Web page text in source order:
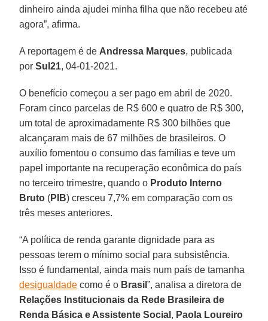
dinheiro ainda ajudei minha filha que não recebeu até
agora”, afirma.
A reportagem é de Andressa Marques, publicada
porSul21, 04-01-2021.
O benefício começou a ser pago em abril de 2020.
Foram cinco parcelas de R$ 600 e quatro de R$ 300,
um total de aproximadamente R$ 300 bilhões que
alcançaram mais de 67 milhões de brasileiros. O
auxílio fomentou o consumo das famílias e teve um
papel importante na recuperação econômica do país
no terceiro trimestre, quando o Produto Interno
Bruto (PIB) cresceu 7,7% em comparação com os
três meses anteriores.
“A política de renda garante dignidade para as
pessoas terem o mínimo social para subsistência.
Isso é fundamental, ainda mais num país de tamanha
desigualdade como é o Brasil”, analisa a diretora de
Relações Institucionais da Rede Brasileira de
Renda Básica e Assistente Social , Paola Loureiro